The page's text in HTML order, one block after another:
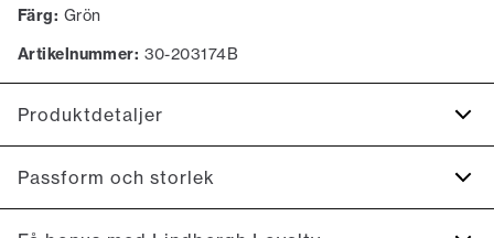
Färg: Grön
Artikelnummer: 30-203174B
Produktdetaljer
Certifierad med OEKO-TEX® STANDARD 100.
Passform och storlek